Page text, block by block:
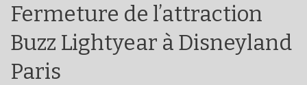
Fermeture de l’attraction
Buzz Lightyear à Disneyland
Paris